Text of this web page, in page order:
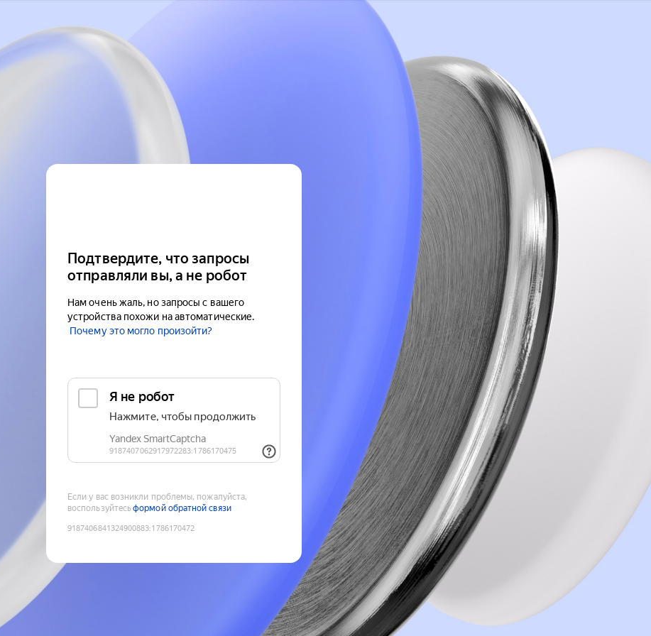
Подтвердите, что запросы
отправляли вы, а не робот
Нам очень жаль, но запросы с вашего
устройства похожи на автоматические.
Почему это могло произойти?
Если у вас возникли проблемы, пожалуйста,
воспользуйтесьформой обратной связи
9187406841324900883:1786170472